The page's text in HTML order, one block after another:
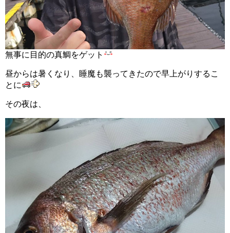
無事に目的の真鯛をゲット
昼からは暑くなり、睡魔も襲ってきたので早上がりするこ
とに
その夜は、